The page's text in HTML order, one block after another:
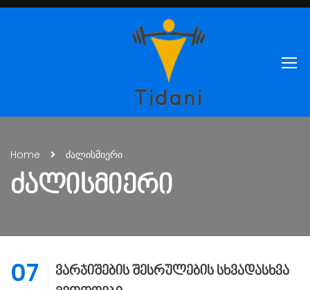
Home ძალისმიერი
ᲫᲐᲚᲘᲡᲛᲘᲔᲠᲘ
07
ვარჯიშების შესრულების სხვადასხვა